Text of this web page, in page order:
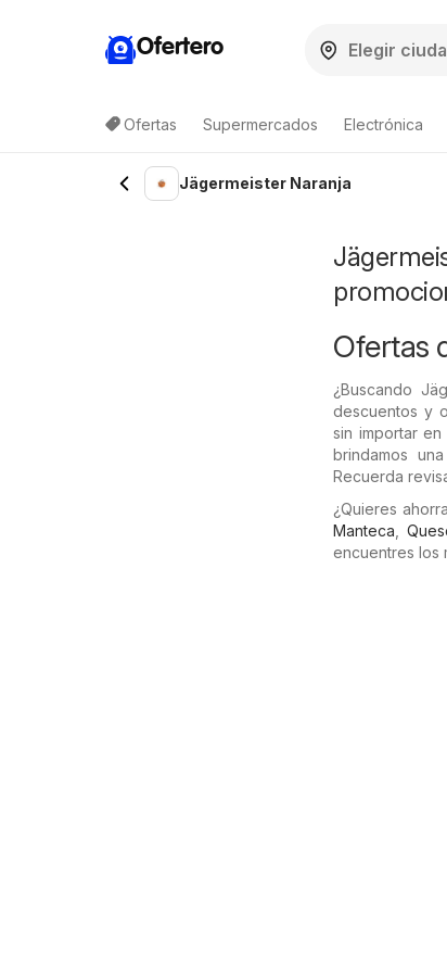
Ofertero
Ofertas Supermercados Electrónica
Lista de productosJägermeister Naranja
Ofertas
¿Buscando
descuentos y
sin importar
brindamos
Recuerda
¿Quieres
Manteca
encuentres los